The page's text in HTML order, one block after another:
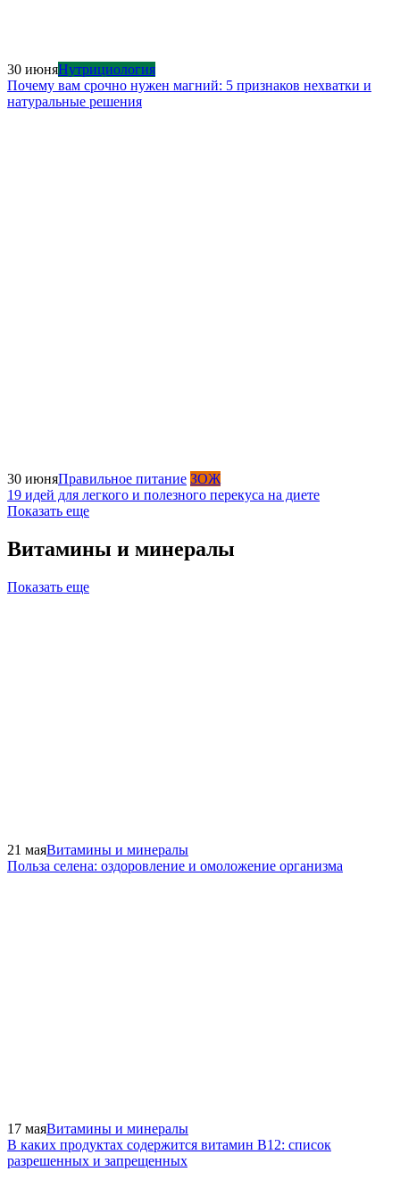
30 июняНутрициология
Почему вам срочно нужен магний: 5 признаков нехватки и
натуральные решения
30 июняПравильное питание ЗОЖ
19 идей для легкого и полезного перекуса на диете
Показать еще
Витамины и минералы
Показать еще
21 маяВитамины и минералы
Польза селена: оздоровление и омоложение организма
17 маяВитамины и минералы
В каких продуктах содержится витамин В12: список
разрешенных и запрещенных